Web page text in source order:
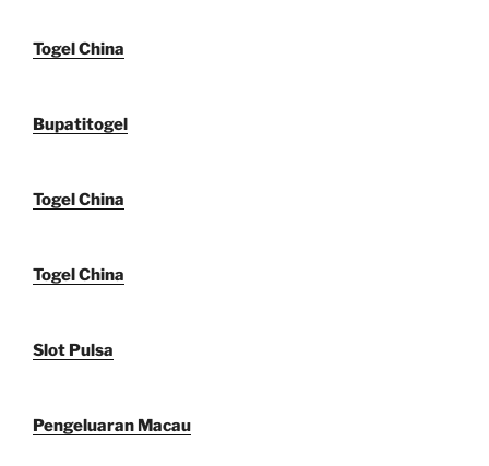
Togel China
Bupatitogel
Togel China
Togel China
Slot Pulsa
Pengeluaran Macau